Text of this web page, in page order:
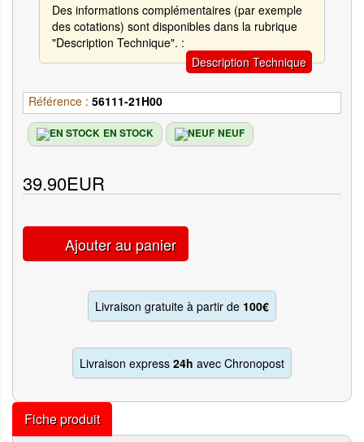
Des informations complémentaires (par exemple
des cotations) sont disponibles dans la rubrique
"Description Technique". :
Description Technique
Référence : 56111-21H00
EN STOCK NEUF
39.90EUR
Ajouter au panier
Livraison gratuite à partir de 100€
Livraison express 24h avec Chronopost
Fiche produit